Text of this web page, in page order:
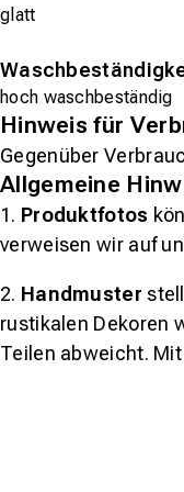
glatt
hoch waschbeständig
Hinweis für
Gegenüber
Allgemeine
1. Produktfotos
verweisen wir auf
2. Handmuster
rustikalen Dekoren
Teilen abweicht.